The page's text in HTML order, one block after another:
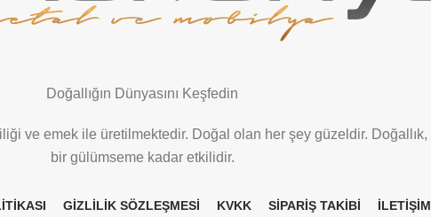
Doğallığın Dünyasını Keşfedin
ve emek ile üretilmektedir. Doğal olan her şey güzeldir. Doğallık,
bir gülümseme kadar etkilidir.
GİZLİLİK SÖZLEŞMESİ KVKK SİPARİŞ TAKİBİ İLETİŞİM